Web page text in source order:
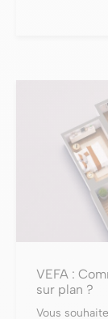
VEFA :
sur plan ?
Vous